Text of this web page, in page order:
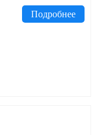
Подробнее